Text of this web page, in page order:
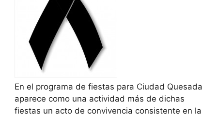
En el programa de fiestas para Ciudad Quesada
aparece como una actividad más de dichas
fiestas un acto de convivencia consistente en la